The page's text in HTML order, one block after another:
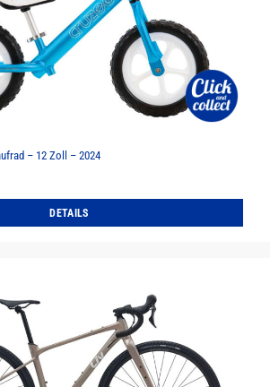
– 12 Zoll – 2024
DETAILS